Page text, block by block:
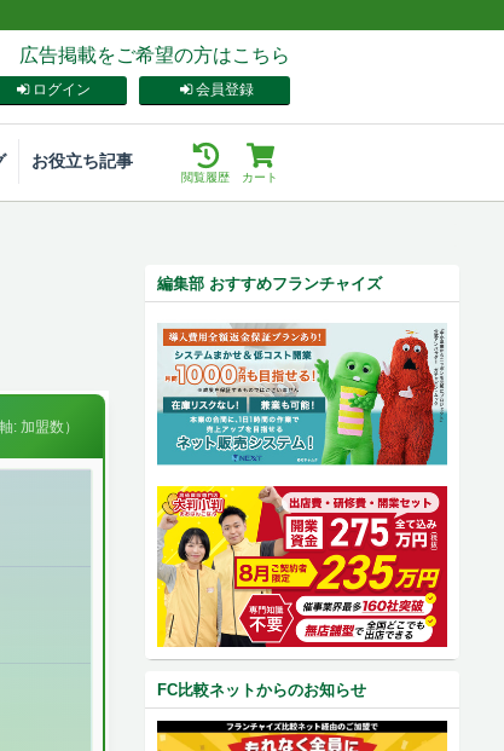
広告掲載をご希望の方はこちら
会員登録
ログイン
お役立ち記事
カート
閲覧履歴
: 加盟数）
編集部 おすすめフランチャイズ
FC比較ネットからのお知らせ